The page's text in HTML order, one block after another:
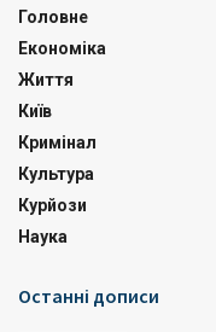
Головне
Економіка
Життя
Київ
Кримінал
Культура
Курйози
Наука
Останні дописи